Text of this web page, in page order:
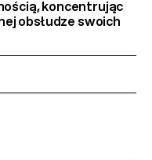
koncentrując
obsłudze swoich